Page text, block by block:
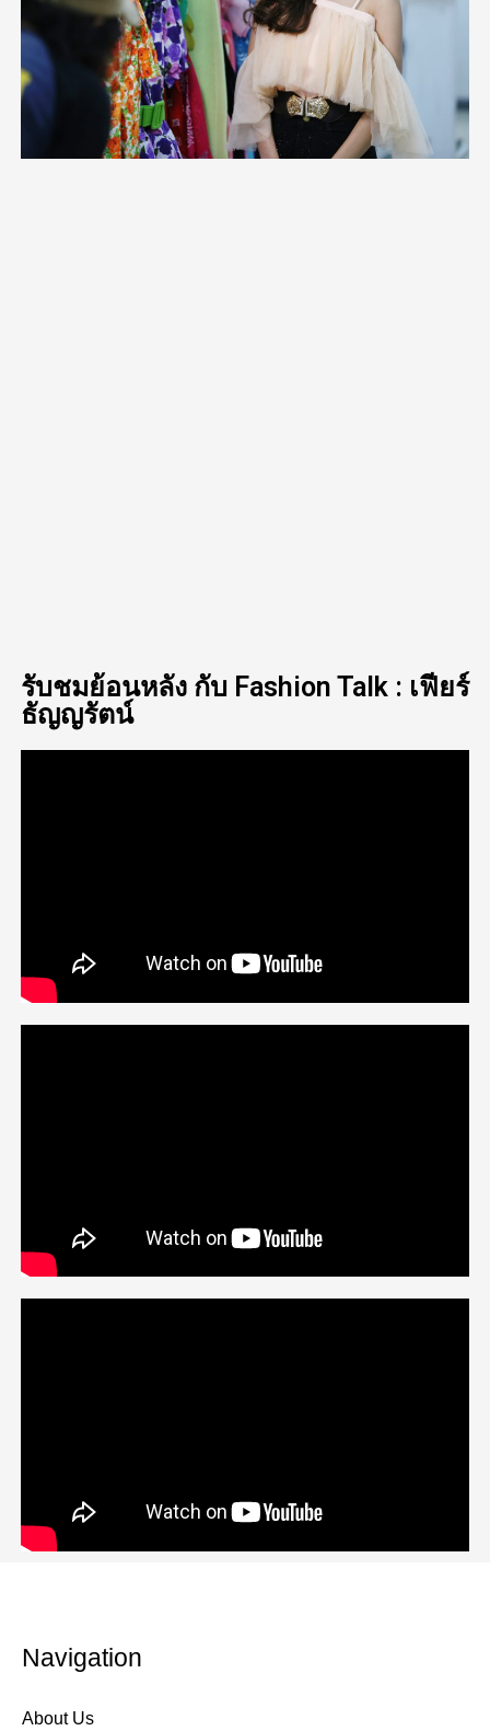
รับชมย้อนหลัง กับ Fashion Talk : เฟียร์
ธัญญรัตน์
Navigation
About Us